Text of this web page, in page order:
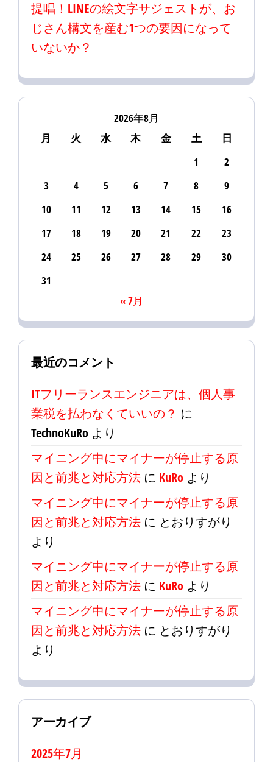
提唱！LINEの絵文字サジェストが、お
じさん構文を産む1つの要因になって
いないか？
2026年8月
月
火 水 木 金 土
日
1
2
3
4 5 6 7 8
9
10
11 12 13 14 15
16
17
18 19 20 21 22
23
24
25 26 27 28 29
30
31
« 7月
最近のコメント
ITフリーランスエンジニアは、個人事
業税を払わなくていいの？ に
TechnoKuRo より
マイニング中にマイナーが停止する原
因と前兆と対応方法 に KuRo より
マイニング中にマイナーが停止する原
因と前兆と対応方法 に とおりすがり
より
マイニング中にマイナーが停止する原
因と前兆と対応方法 に KuRo より
マイニング中にマイナーが停止する原
因と前兆と対応方法 に とおりすがり
より
アーカイブ
2025年7月